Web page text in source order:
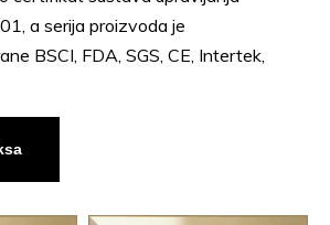
a serija proizvoda je
BSCI, FDA, SGS, CE , Intertek